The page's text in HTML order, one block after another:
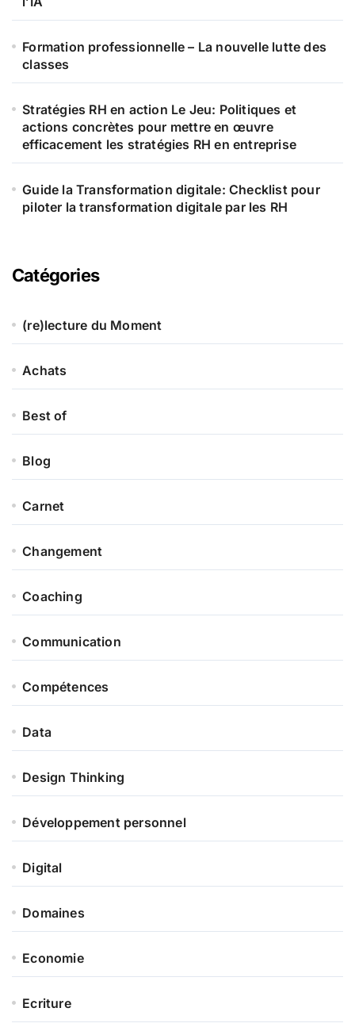
Formation professionnelle – La nouvelle lutte des
classes
Stratégies RH en action Le Jeu: Politiques et
actions concrètes pour mettre en œuvre
efficacement les stratégies RH en entreprise
Guide la Transformation digitale: Checklist pour
piloter la transformation digitale par les RH
Catégories
(re)lecture du Moment
Achats
Best of
Blog
Carnet
Changement
Coaching
Communication
Compétences
Data
Design Thinking
Développement personnel
Digital
Domaines
Economie
Ecriture